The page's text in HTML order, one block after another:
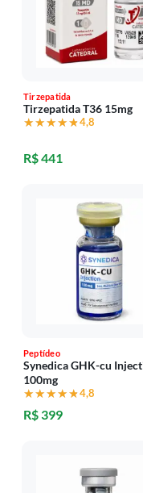
Tirzepatida
Tirzepatida T36 15mg
★★★★★
★★★★★4,8
R$ 441
Peptídeo
Synedica GHK-cu
100mg
★★★★★
★★★★★4,8
R$ 399